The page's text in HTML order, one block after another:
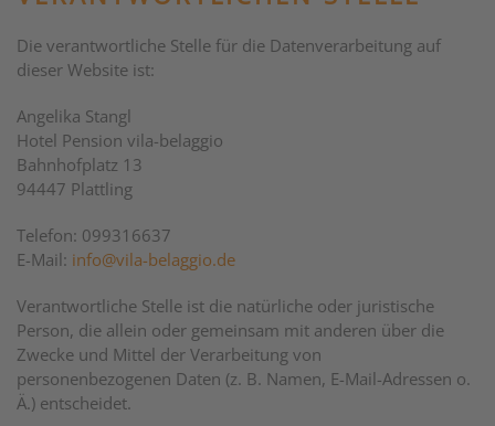
Die verantwortliche Stelle für die Datenverarbeitung auf
dieser Website ist:
Angelika Stangl
Hotel Pension vila-belaggio
Bahnhofplatz 13
94447 Plattling
Telefon: 099316637
E-Mail: info@vila-belaggio.de
Verantwortliche Stelle ist die natürliche oder juristische
Person, die allein oder gemeinsam mit anderen über die
Zwecke und Mittel der Verarbeitung von
personenbezogenen Daten (z. B. Namen, E-Mail-Adressen o.
Ä.) entscheidet.